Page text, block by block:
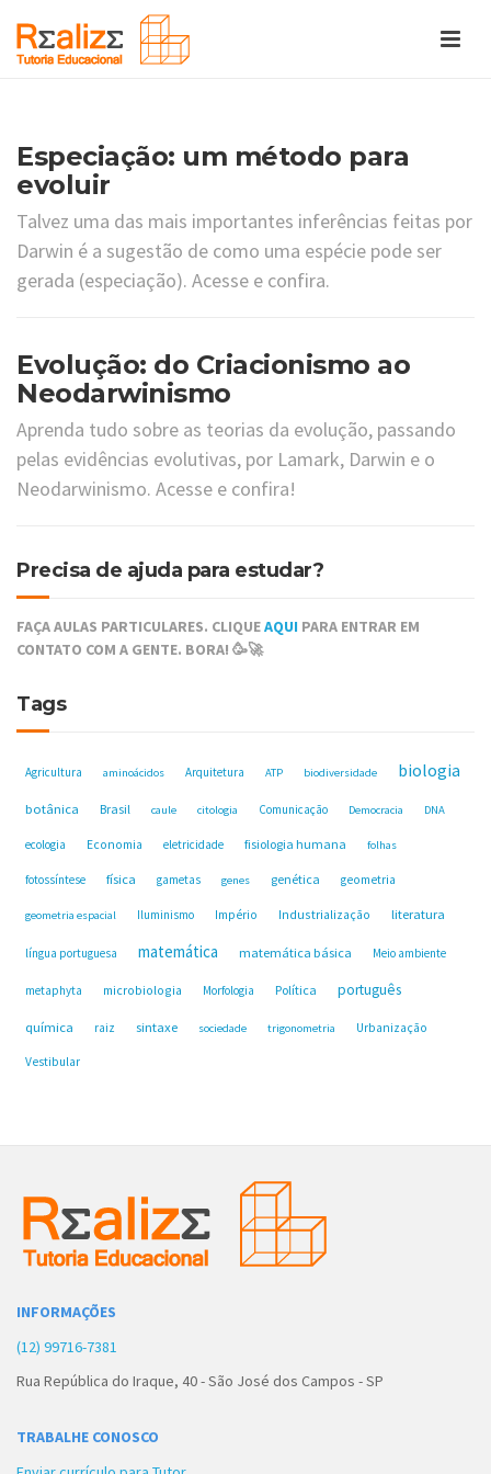
Especiação: um método para
evoluir
Talvez uma das mais importantes inferências feitas por
Darwin é a sugestão de como uma espécie pode ser
gerada (especiação). Acesse e confira.
Evolução: do Criacionismo ao
Neodarwinismo
Aprenda tudo sobre as teorias da evolução, passando
pelas evidências evolutivas, por Lamark, Darwin e o
Neodarwinismo. Acesse e confira!
Precisa de ajuda para estudar?
FAÇA AULAS PARTICULARES. CLIQUEAQUI PARA ENTRAR EM
CONTATO COM A GENTE. BORA! 🥳🚀
Tags
Agricultura aminoácidos Arquitetura ATP biodiversidade biologia
botânica Brasil caule citologia Comunicação Democracia DNA
ecologia Economia eletricidade fisiologia humana folhas
fotossíntese física gametas genes genética geometria
geometria espacial Iluminismo Império Industrialização literatura
língua portuguesa matemática matemática básica Meio ambiente
metaphyta microbiologia Morfologia Política português
química raiz sintaxe sociedade trigonometria Urbanização
Vestibular
INFORMAÇÕES
(12) 99716-7381
Rua República do Iraque, 40 - São José dos Campos - SP
TRABALHE CONOSCO